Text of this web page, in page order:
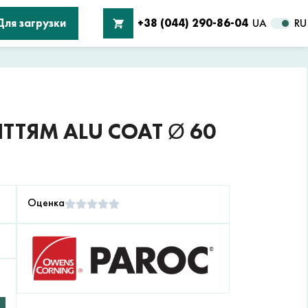
загрузки +38 (044) 290-86-04 UA RU
ALU COAT Ø 60
Оценка